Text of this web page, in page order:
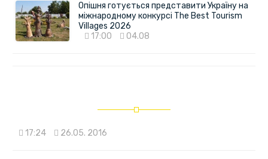
Опішня готується представити Україну на
міжнародному конкурсі The Best Tourism
Villages 2026
17:00
04.08
17:24 26.05. 2016